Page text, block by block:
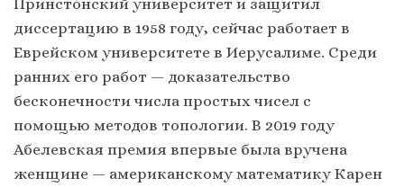
диссертацию в 1958 году, сейчас работает в
Еврейском университете в Иерусалиме. Среди
ранних его работ — доказательство
бесконечности числа простых чисел с
помощью методов топологии. В 2019 году
Абелевская премия впервые была вручена
женщине — американскому математику Карен